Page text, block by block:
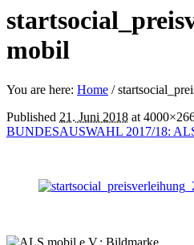
mobil
You are here: Home /
Published 21. Juni 2018 at
BUNDESAUSWAHL 2017/18: